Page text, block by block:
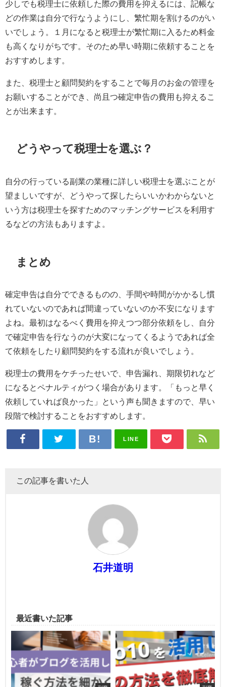
少しでも税理士に依頼した際の費用を抑えるには、記帳な
どの作業は自分で行なうようにし、繁忙期を割けるのがい
いでしょう。１月になると税理士が繁忙期に入るため料金
も高くなりがちです。そのため早い時期に依頼することを
おすすめします。
また、税理士と顧問契約をすることで毎月のお金の管理を
お願いすることができ、尚且つ確定申告の費用も抑えるこ
とが出来ます。
どうやって税理士を選ぶ？
自分の行っている副業の業種に詳しい税理士を選ぶことが
望ましいですが、どうやって探したらいいかわからないと
いう方は税理士を探すためのマッチングサービスを利用す
るなどの方法もありますよ。
まとめ
確定申告は自分でできるものの、手間や時間がかかるし慣
れていないのであれば間違っていないのか不安になります
よね。最初はなるべく費用を抑えつつ部分依頼をし、自分
で確定申告を行なうのが大変になってくるようであれば全
て依頼をしたり顧問契約をする流れが良いでしょう。
税理士の費用をケチったせいで、申告漏れ、期限切れなど
になるとペナルティがつく場合があります。「もっと早く
依頼していれば良かった」という声も聞きますので、早い
段階で検討することをおすすめします。
LINE
この記事を書いた人
石井道明
最近書いた記事